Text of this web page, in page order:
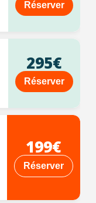
Réserver
295€
Réserver
199€
Réserver